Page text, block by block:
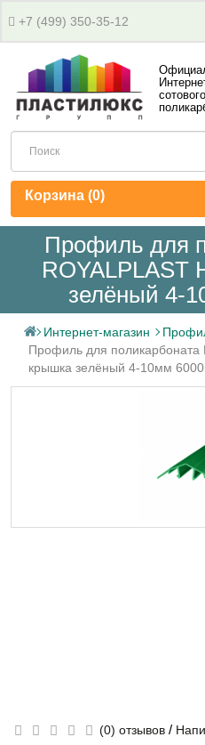
+7 (499) 350-35-12
Корзина (0)
Профиль для
ROYALPLAST
зелёный 4-
Интернет-магазин
Профиль для поликарбоната
крышка зелёный 4-10мм
(0) отзывов /